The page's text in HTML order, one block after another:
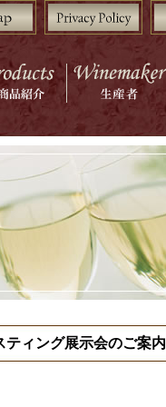
ティング展示会のご案内